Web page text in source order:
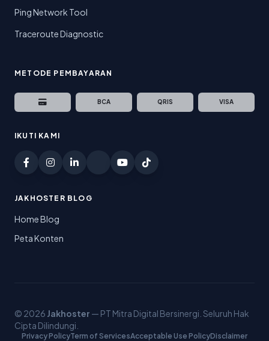
Ping Network Tool
Traceroute Diagnostic
METODE PEMBAYARAN
BCA QRIS VISA
IKUTI KAMI
JAKHOSTER BLOG
Home Blog
Peta Konten
© 2026 Jakhoster — PT Mitra Digital Bersinergi. Seluruh Hak
Cipta Dilindungi.
Privacy PolicyTerm of ServicesAcceptable Use PolicyDisclaimer